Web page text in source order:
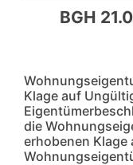
BGH
Klage auf
die
erhobenen Klage